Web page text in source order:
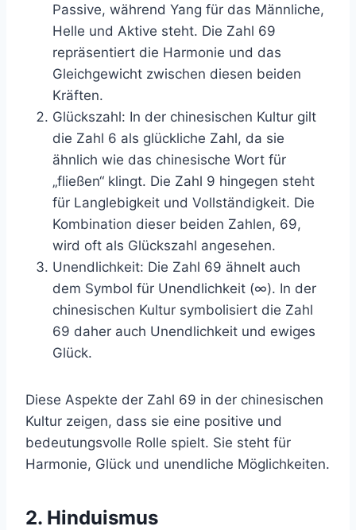
Passive, während Yang für das Männliche,
Helle und Aktive steht. Die Zahl 69
repräsentiert die Harmonie und das
Gleichgewicht zwischen diesen beiden
Kräften.
Glückszahl: In der chinesischen Kultur gilt
die Zahl 6 als glückliche Zahl, da sie
ähnlich wie das chinesische Wort für
„fließen“ klingt. Die Zahl 9 hingegen steht
für Langlebigkeit und Vollständigkeit. Die
Kombination dieser beiden Zahlen, 69,
wird oft als Glückszahl angesehen.
Unendlichkeit: Die Zahl 69 ähnelt auch
dem Symbol für Unendlichkeit (∞). In der
chinesischen Kultur symbolisiert die Zahl
69 daher auch Unendlichkeit und ewiges
Glück.
Diese Aspekte der Zahl 69 in der chinesischen
Kultur zeigen, dass sie eine positive und
bedeutungsvolle Rolle spielt. Sie steht für
Harmonie, Glück und unendliche Möglichkeiten.
2. Hinduismus